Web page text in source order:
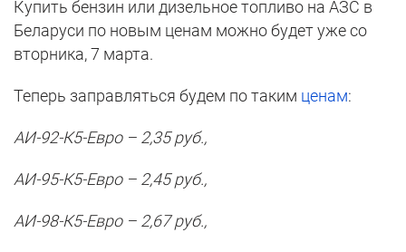
Купить бензин или дизельное топливо на АЗС в
Беларуси по новым ценам можно будет уже со
вторника, 7 марта.
Теперь заправляться будем по таким ценам:
АИ-92-К5-Евро – 2,35 руб.,
АИ-95-К5-Евро – 2,45 руб.,
АИ-98-К5-Евро – 2,67 руб.,